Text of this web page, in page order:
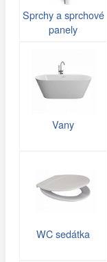
Sprchy a sprchové
panely
Vany
WC sedátka